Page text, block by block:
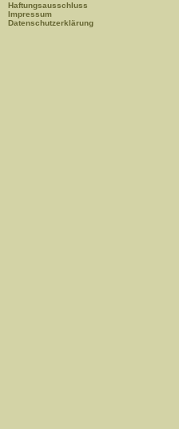
Haftungsausschluss
Impressum
Datenschutzerklärung